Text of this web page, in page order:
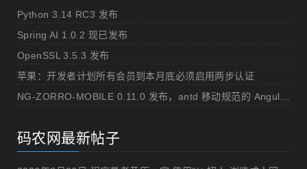
Python 3.14 RC3 发布
Spring AI 1.0.2 现已发布
OpenSSL 3.5.3 发布
苹果：开发者计划所有会员到本月底必须启用两步认证
码农网最新帖子